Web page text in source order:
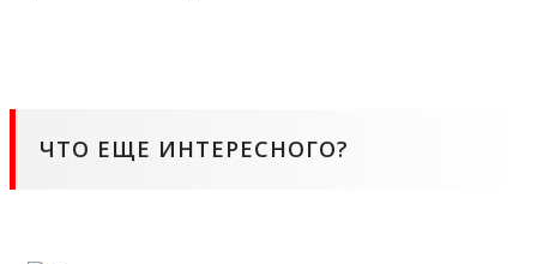
ЧТО ЕЩЕ ИНТЕРЕСНОГО?